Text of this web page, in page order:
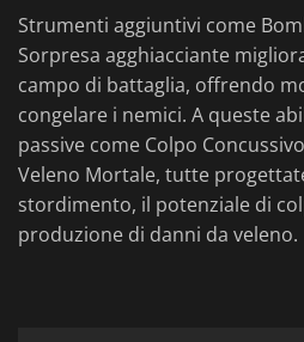
Strumenti aggiuntivi come
Sorpresa agghiacciante
campo di battaglia, offrendo
congelare i nemici. A queste
passive come Colpo
Veleno Mortale, tutte
stordimento, il potenziale di
produzione di danni da veleno.